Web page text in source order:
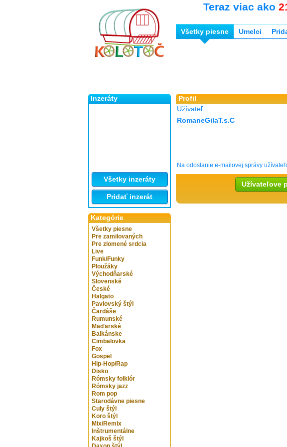
Inzeráty
Všetky inzeráty
Pridať inzerát
Kategórie
Všetky piesne
Pre zamilovaných
Pre zlomené srdcia
Live
Funk/Funky
Ploužáky
Východňarské
Slovenské
České
Halgato
Pavlovský štýl
Čardáše
Rumunské
Maďarské
Balkánske
Cimbalovka
Fox
Gospel
Hip-Hop/Rap
Disko
Rómsky folklór
Rómsky jazz
Rom pop
Starodávne piesne
Culy štýl
Koro štýl
Mix/Remix
Inštrumentálne
Kajkoš štýl
Teraz viac ako
Všetky piesne Umelci
Profil
Užívateľ:
RomaneGilaT.s.C
Na odoslanie e-mailovej správy
Užívateľove